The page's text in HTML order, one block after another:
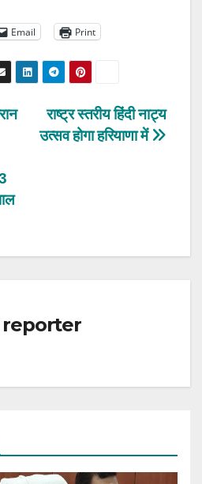
Email Print
राष्ट्र स्तरीय हिंदी नाट्य
उत्सव होगा हरियाणा में
reporter